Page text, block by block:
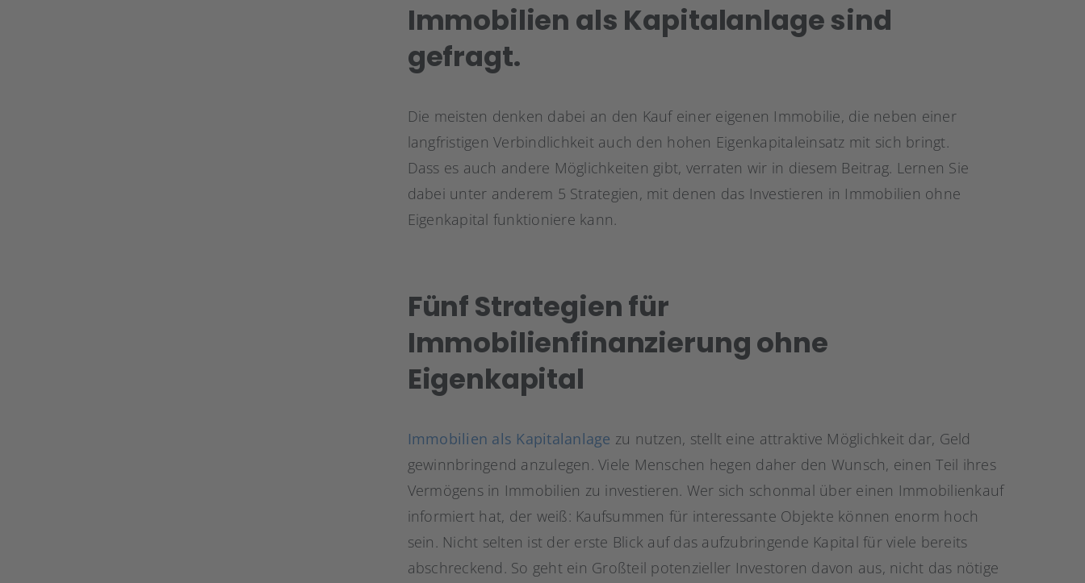
Immobilien als Kapitalanlage sind
gefragt.
Die meisten denken dabei an den Kauf einer eigenen Immobilie, die neben einer
langfristigen Verbindlichkeit auch den hohen Eigenkapitaleinsatz mit sich bringt.
Dass es auch andere Möglichkeiten gibt, verraten wir in diesem Beitrag. Lernen Sie
dabei unter anderem 5 Strategien, mit denen das Investieren in Immobilien ohne
Eigenkapital funktioniere kann.
Fünf Strategien für
Immobilienfinanzierung ohne
Eigenkapital
Immobilien als Kapitalanlage zu nutzen, stellt eine attraktive Möglichkeit dar, Geld
gewinnbringend anzulegen. Viele Menschen hegen daher den Wunsch, einen Teil ihres
Vermögens in Immobilien zu investieren. Wer sich schonmal über einen Immobilienkauf
informiert hat, der weiß: Kaufsummen für interessante Objekte können enorm hoch
sein. Nicht selten ist der erste Blick auf das aufzubringende Kapital für viele bereits
abschreckend. So geht ein Großteil potenzieller Investoren davon aus, nicht das nötige